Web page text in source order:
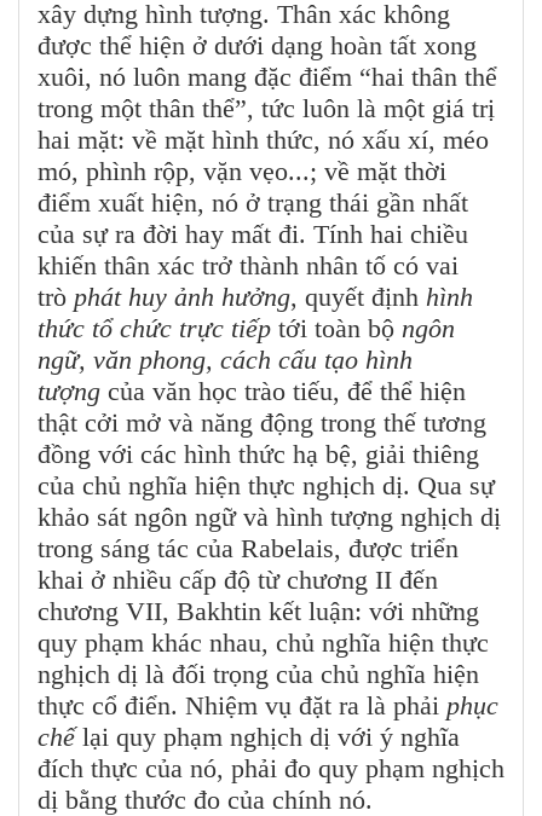
xây dựng hình tượng. Thân xác không
được thể hiện ở dưới dạng hoàn tất xong
xuôi, nó luôn mang đặc điểm “hai thân thể
trong một thân thể”, tức luôn là một giá trị
hai mặt: về mặt hình thức, nó xấu xí, méo
mó, phình rộp, vặn vẹo...; về mặt thời
điểm xuất hiện, nó ở trạng thái gần nhất
của sự ra đời hay mất đi. Tính hai chiều
khiến thân xác trở thành nhân tố có vai
trò phát huy ảnh hưởng, quyết định hình
thức tổ chức trực tiếp tới toàn bộ ngôn
ngữ, văn phong, cách cấu tạo hình
tượng của văn học trào tiếu, để thể hiện
thật cởi mở và năng động trong thế tương
đồng với các hình thức hạ bệ, giải thiêng
của chủ nghĩa hiện thực nghịch dị. Qua sự
khảo sát ngôn ngữ và hình tượng nghịch dị
trong sáng tác của Rabelais, được triển
khai ở nhiều cấp độ từ chương II đến
chương VII, Bakhtin kết luận: với những
quy phạm khác nhau, chủ nghĩa hiện thực
nghịch dị là đối trọng của chủ nghĩa hiện
thực cổ điển. Nhiệm vụ đặt ra là phải phục
chếlại quy phạm nghịch dị với ý nghĩa
đích thực của nó, phải đo quy phạm nghịch
dị bằng thước đo của chính nó.